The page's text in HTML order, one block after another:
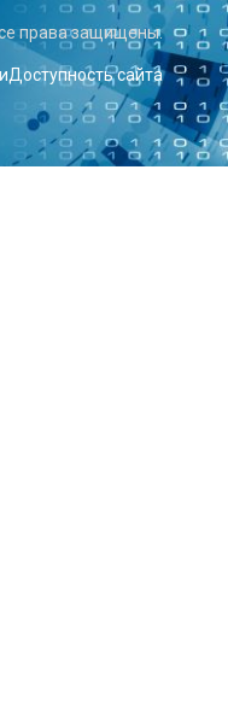
права защищены.
Доступность сайта